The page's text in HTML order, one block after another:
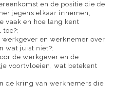
en de positie die de
jegens elkaar innemen;
vaak en hoe lang kent
toe?;
en werknemer over
wat juist niet?;
de werkgever en de
voortvloeien, wat betekent
de kring van werknemers die